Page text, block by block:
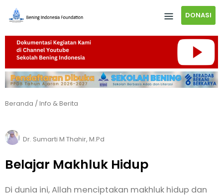
DONASI
Beranda /Info & Berita
Dr. Sumarti M Thahir, M.Pd
Belajar Makhluk Hidup
Di dunia ini, Allah menciptakan makhluk hidup dan